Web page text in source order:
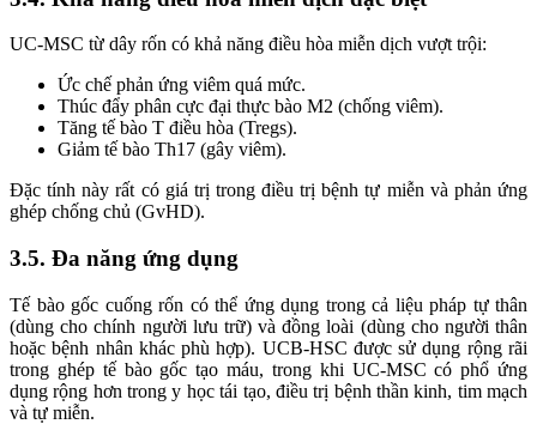
UC-MSC từ dây rốn có khả năng điều hòa miễn dịch vượt trội:
Ức chế phản ứng viêm quá mức.
Thúc đẩy phân cực đại thực bào M2 (chống viêm).
Tăng tế bào T điều hòa (Tregs).
Giảm tế bào Th17 (gây viêm).
Đặc tính này rất có giá trị trong điều trị bệnh tự miễn và phản ứng
ghép chống chủ (GvHD).
3.5. Đa năng ứng dụng
Tế bào gốc cuống rốn có thể ứng dụng trong cả liệu pháp tự thân
(dùng cho chính người lưu trữ) và đồng loài (dùng cho người thân
hoặc bệnh nhân khác phù hợp). UCB-HSC được sử dụng rộng rãi
trong ghép tế bào gốc tạo máu, trong khi UC-MSC có phổ ứng
dụng rộng hơn trong y học tái tạo, điều trị bệnh thần kinh, tim mạch
và tự miễn.